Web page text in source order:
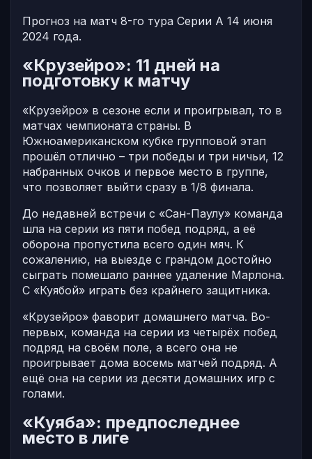
Прогноз на матч 8-го тура Серии А 14 июня
2024 года.
«Крузейро»: 11 дней на
подготовку к матчу
«Крузейро» в сезоне если и проигрывал, то в
матчах чемпионата страны. В
Южноамериканском кубке групповой этап
прошёл отлично – три победы и три ничьи, 12
набранных очков и первое место в группе,
что позволяет выйти сразу в 1/8 финала.
До недавней встречи с «Сан-Паулу» команда
шла на серии из пяти побед подряд, а её
оборона пропустила всего один мяч. К
сожалению, на выезде с грандом достойно
сыграть помешало раннее удаление Марлона.
С «Куябой» играть без крайнего защитника.
«Крузейро» фаворит домашнего матча. Во-
первых, команда на серии из четырёх побед
подряд на своём поле, а всего она не
проигрывает дома восемь матчей подряд. А
ещё она на серии из десяти домашних игр с
голами.
«Куяба»: предпоследнее
место в лиге